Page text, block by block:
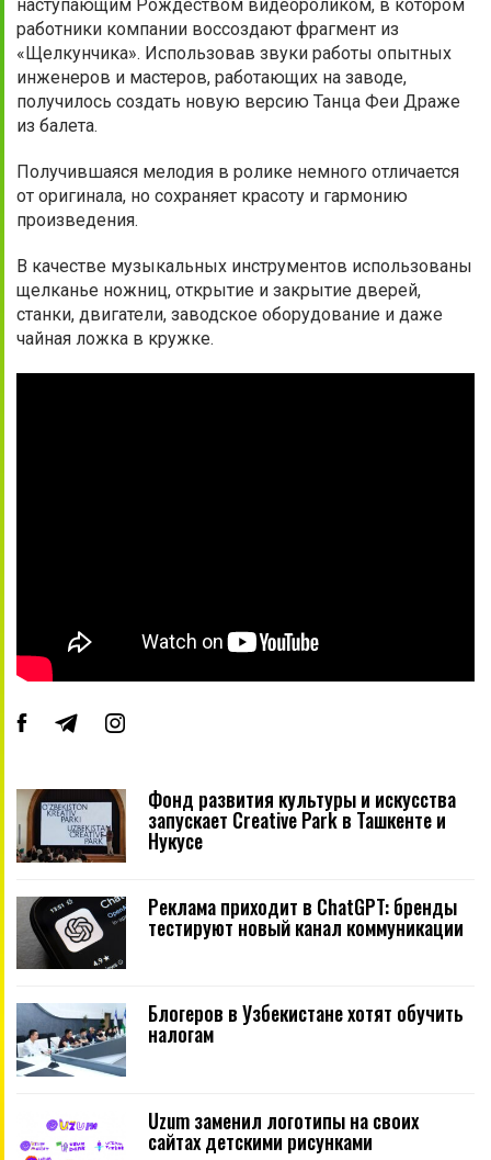
наступающим Рождеством видеороликом, в котором
работники компании воссоздают фрагмент из
«Щелкунчика». Использовав звуки работы опытных
инженеров и мастеров, работающих на заводе,
получилось создать новую версию Танца Феи Драже
из балета.
Получившаяся мелодия в ролике немного отличается
от оригинала, но сохраняет красоту и гармонию
произведения.
В качестве музыкальных инструментов использованы
щелканье ножниц, открытие и закрытие дверей,
станки, двигатели, заводское оборудование и даже
чайная ложка в кружке.
Фонд развития культуры и искусства
запускает Creative Park в Ташкенте и
Нукусе
Реклама приходит в ChatGPT: бренды
тестируют новый канал коммуникации
Блогеров в Узбекистане хотят обучить
налогам
Uzum заменил логотипы на своих
сайтах детскими рисунками